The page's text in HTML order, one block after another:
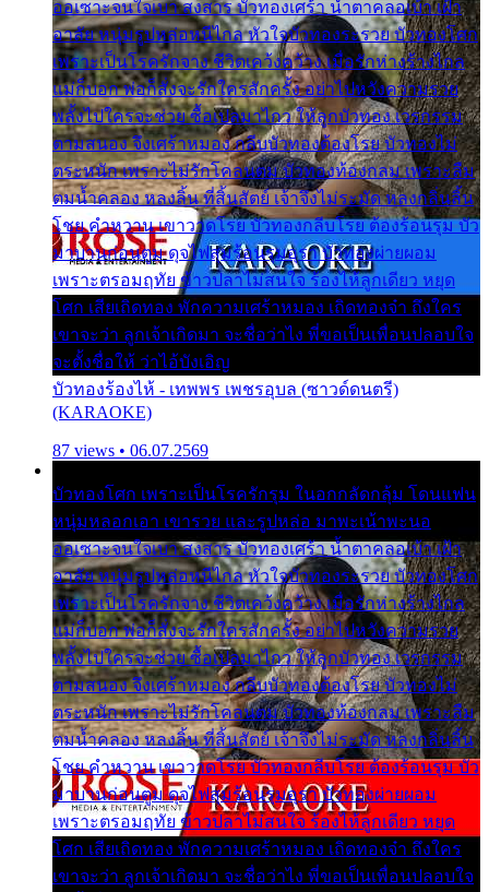
ออเซาะจนใจเบา สงสาร บัวทองเศร้า น้ำตาคลอเบ้า เฝ้า
อาลัย หนุ่มรูปหล่อหนีไกล หัวใจบัวทองระรวย บัวทองโศก
เพราะเป็นโรครักจาง ชีวิตเคว้งคว้าง เมื่อรักห่างร้างไกล
แม่ก็บอก พ่อก็สั่งจะรักใครสักครั้ง อย่าไปหวังความรวย
พลั้งไปใครจะช่วย ซื้อเปลมาไกว ให้ลูกบัวทอง เวรกรรม
ตามสนอง จึงเศร้าหมอง กลีบบัวทองต้องโรย บัวทองไม่
ตระหนัก เพราะไม่รักโคลนตม บัวทองท้องกลม เพราะลืม
ตมน้ำคลอง หลงลิ้น ที่สิ้นสัตย์ เจ้าจึงไม่ระมัด หลงกลิ่นลิ้น
โชย คำหวาน เขาวาดโรย บัวทองกลีบโรย ต้องร้อนรุม บัว
มาบานก่อนตูม ดุจไฟสุมร้อนรุมอุรา บัวทองผ่ายผอม
เพราะตรอมฤทัย ข้าวปลาไม่สนใจ ร้องไห้ลูกเดียว หยุด
โศก เสียเถิดทอง พักความเศร้าหมอง เถิดทองจ๋า ถึงใคร
เขาจะว่า ลูกเจ้าเกิดมา จะชื่อว่าไง พี่ขอเป็นเพื่อนปลอบใจ
จะตั้งชื่อให้ ว่าไอ้บังเอิญ
บัวทองร้องไห้ - เทพพร เพชรอุบล (ซาวด์ดนตรี)
(KARAOKE)
87 views • 06.07.2569
บัวทองโศก เพราะเป็นโรครักรุม ในอกกลัดกลุ้ม โดนแฟน
หนุ่มหลอกเอา เขารวย และรูปหล่อ มาพะเน้าพะนอ
ออเซาะจนใจเบา สงสาร บัวทองเศร้า น้ำตาคลอเบ้า เฝ้า
อาลัย หนุ่มรูปหล่อหนีไกล หัวใจบัวทองระรวย บัวทองโศก
เพราะเป็นโรครักจาง ชีวิตเคว้งคว้าง เมื่อรักห่างร้างไกล
แม่ก็บอก พ่อก็สั่งจะรักใครสักครั้ง อย่าไปหวังความรวย
พลั้งไปใครจะช่วย ซื้อเปลมาไกว ให้ลูกบัวทอง เวรกรรม
ตามสนอง จึงเศร้าหมอง กลีบบัวทองต้องโรย บัวทองไม่
ตระหนัก เพราะไม่รักโคลนตม บัวทองท้องกลม เพราะลืม
ตมน้ำคลอง หลงลิ้น ที่สิ้นสัตย์ เจ้าจึงไม่ระมัด หลงกลิ่นลิ้น
โชย คำหวาน เขาวาดโรย บัวทองกลีบโรย ต้องร้อนรุม บัว
มาบานก่อนตูม ดุจไฟสุมร้อนรุมอุรา บัวทองผ่ายผอม
เพราะตรอมฤทัย ข้าวปลาไม่สนใจ ร้องไห้ลูกเดียว หยุด
โศก เสียเถิดทอง พักความเศร้าหมอง เถิดทองจ๋า ถึงใคร
เขาจะว่า ลูกเจ้าเกิดมา จะชื่อว่าไง พี่ขอเป็นเพื่อนปลอบใจ